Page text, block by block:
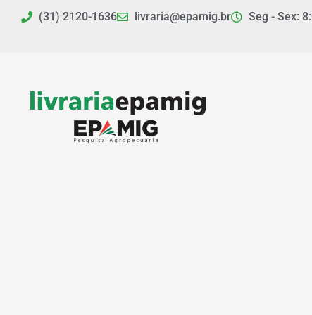
(31) 2120-1636 livraria@epamig.br Seg - Sex: